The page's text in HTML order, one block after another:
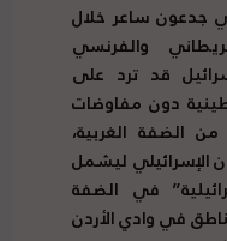
جدعون ساعر خلال
والفرنسي
قد ترد على
دون مفاوضات
الضفة الغربية،
الإسرائيلي ليشمل
” في الضفة
في وادي الأردن